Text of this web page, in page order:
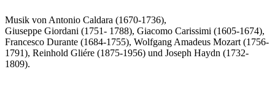
Musik von Antonio Caldara (1670-1736),
Giuseppe Giordani (1751- 1788), Giacomo Carissimi (1605-1674),
Francesco Durante (1684-1755), Wolfgang Amadeus Mozart (1756-
1791), Reinhold Gliére (1875-1956) und Joseph Haydn (1732-
1809).